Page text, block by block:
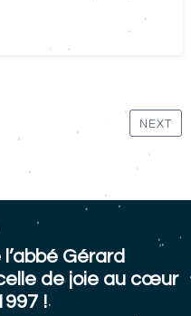
NEXT
Gérard
de joie au cœur
!